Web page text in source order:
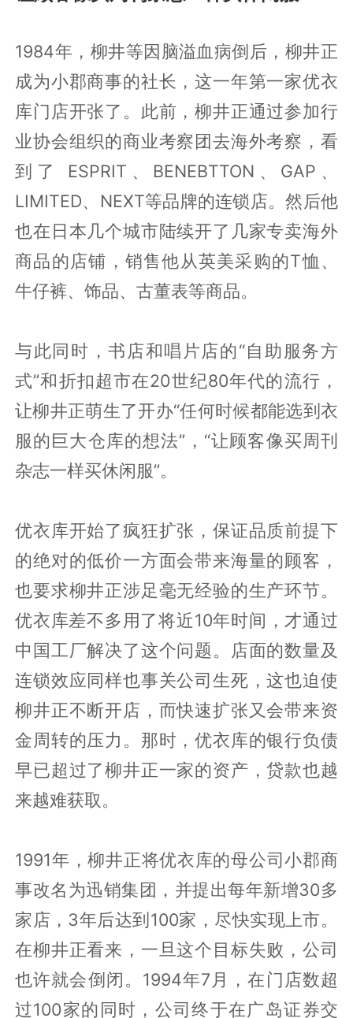
1984年，柳井等因脑溢血病倒后，柳井正
成为小郡商事的社长，这一年第一家优衣
库门店开张了。此前，柳井正通过参加行
业协会组织的商业考察团去海外考察，看
到了 ESPRIT、BENEBTTON、GAP、
LIMITED、NEXT等品牌的连锁店。然后他
也在日本几个城市陆续开了几家专卖海外
商品的店铺，销售他从英美采购的T恤、
牛仔裤、饰品、古董表等商品。
与此同时，书店和唱片店的“自助服务方
式”和折扣超市在20世纪80年代的流行，
让柳井正萌生了开办“任何时候都能选到衣
服的巨大仓库的想法”，“让顾客像买周刊
杂志一样买休闲服”。
优衣库开始了疯狂扩张，保证品质前提下
的绝对的低价一方面会带来海量的顾客，
也要求柳井正涉足毫无经验的生产环节。
优衣库差不多用了将近10年时间，才通过
中国工厂解决了这个问题。店面的数量及
连锁效应同样也事关公司生死，这也迫使
柳井正不断开店，而快速扩张又会带来资
金周转的压力。那时，优衣库的银行负债
早已超过了柳井正一家的资产，贷款也越
来越难获取。
1991年，柳井正将优衣库的母公司小郡商
事改名为迅销集团，并提出每年新增30多
家店，3年后达到100家，尽快实现上市。
在柳井正看来，一旦这个目标失败，公司
也许就会倒闭。1994年7月，在门店数超
过100家的同时，公司终于在广岛证券交